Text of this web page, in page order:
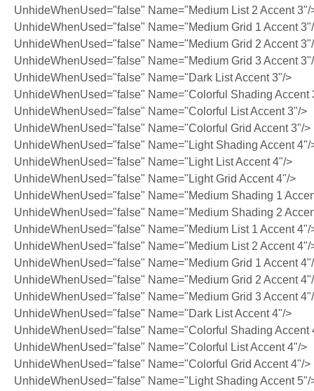
UnhideWhenUsed="false" Name="Medium List 2 Accent 3"/
UnhideWhenUsed="false" Name="Medium Grid 1 Accent
UnhideWhenUsed="false" Name="Medium Grid 2 Accent
UnhideWhenUsed="false" Name="Medium Grid 3 Accent
UnhideWhenUsed="false" Name="Dark List Accent 3"/>
UnhideWhenUsed="false" Name="Colorful Shading Accent
UnhideWhenUsed="false" Name="Colorful List Accent 3"/>
UnhideWhenUsed="false" Name="Colorful Grid Accent 3"/>
UnhideWhenUsed="false" Name="Light Shading Accent 4"/
UnhideWhenUsed="false" Name="Light List Accent 4"/>
UnhideWhenUsed="false" Name="Light Grid Accent 4"/>
UnhideWhenUsed="false" Name="Medium Shading 1
UnhideWhenUsed="false" Name="Medium Shading 2
UnhideWhenUsed="false" Name="Medium List 1 Accent 4"/
UnhideWhenUsed="false" Name="Medium List 2 Accent 4"/
UnhideWhenUsed="false" Name="Medium Grid 1 Accent
UnhideWhenUsed="false" Name="Medium Grid 2 Accent
UnhideWhenUsed="false" Name="Medium Grid 3 Accent
UnhideWhenUsed="false" Name="Dark List Accent 4"/>
UnhideWhenUsed="false" Name="Colorful Shading Accent
UnhideWhenUsed="false" Name="Colorful List Accent 4"/>
UnhideWhenUsed="false" Name="Colorful Grid Accent 4"/>
UnhideWhenUsed="false" Name="Light Shading Accent 5"/